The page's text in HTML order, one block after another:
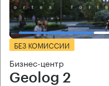
БЕЗ КОМИССИИ
Бизнес-центр
Geolog 2